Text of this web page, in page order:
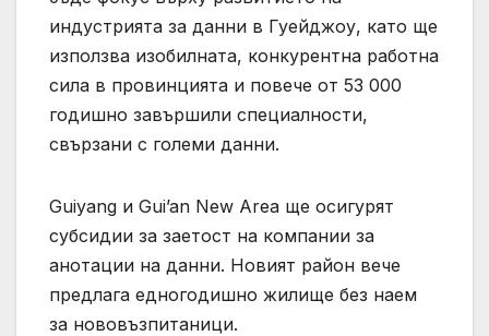
индустрията за данни в Гуейджоу, като ще
използва изобилната, конкурентна работна
сила в провинцията и повече от 53 000
годишно завършили специалности,
свързани с големи данни.
Guiyang и Gui’an New Area ще осигурят
субсидии за заетост на компании за
анотации на данни. Новият район вече
предлага едногодишно жилище без наем
за нововъзпитаници.